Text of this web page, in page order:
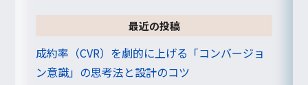
最近の投稿
成約率（CVR）を劇的に上げる「コンバージョ
ン意識」の思考法と設計のコツ